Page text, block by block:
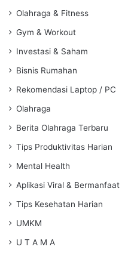
Olahraga & Fitness
Gym & Workout
Investasi & Saham
Bisnis Rumahan
Rekomendasi Laptop / PC
Olahraga
Berita Olahraga Terbaru
Tips Produktivitas Harian
Mental Health
Aplikasi Viral & Bermanfaat
Tips Kesehatan Harian
UMKM
U T A M A